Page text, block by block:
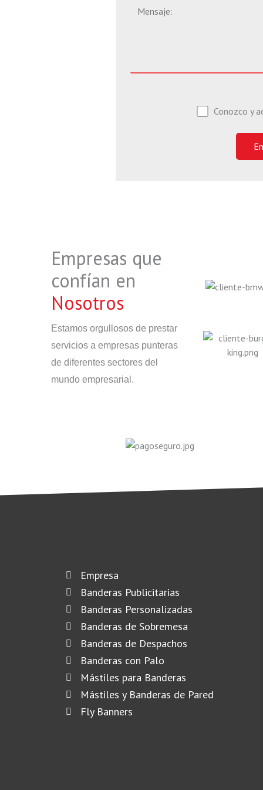
Conozco y
Empresas que
confían en
Nosotros
Estamos orgullosos de prestar
servicios a empresas punteras
de diferentes sectores del
mundo empresarial.
Empresa
Banderas Publicitarias
Banderas Personalizadas
Banderas de Sobremesa
Banderas de Despachos
Banderas con Palo
Mástiles para Banderas
Mástiles y Banderas de Pared
Fly Banners